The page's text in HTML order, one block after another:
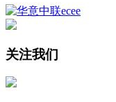
关注我们